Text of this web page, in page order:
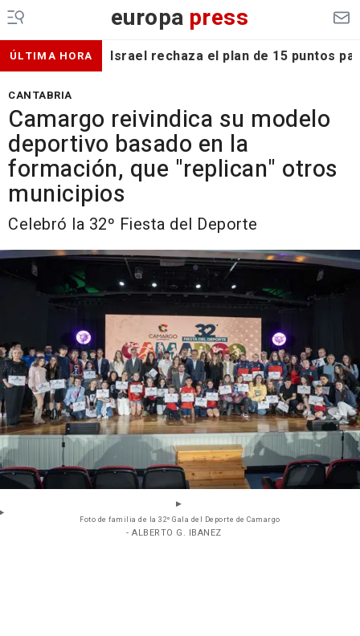
europa press
ÚLTIMA HORA Israel rechaza el plan de 15 puntos
CANTABRIA
Camargo reivindica su modelo
deportivo basado en la
formación, que "replican" otros
municipios
Celebró la 32º Fiesta del Deporte
Foto de familia de la 32º Gala del Deporte de Camargo
- ALBERTO G. IBANEZ